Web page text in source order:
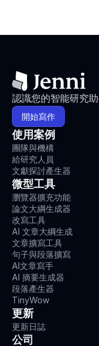
認識您的智能研究
開始寫作
使用案例
團隊與機構
給研究人員
文獻探討產生器
微型工具
瀏覽器擴充功能
論文大綱生成器
改寫工具
AI 文章大綱生成
文章擴寫工具
句子與段落擴寫
AI文章寫手
AI 摘要生成器
段落產生器
TinyWow
更新
更新日誌
公司